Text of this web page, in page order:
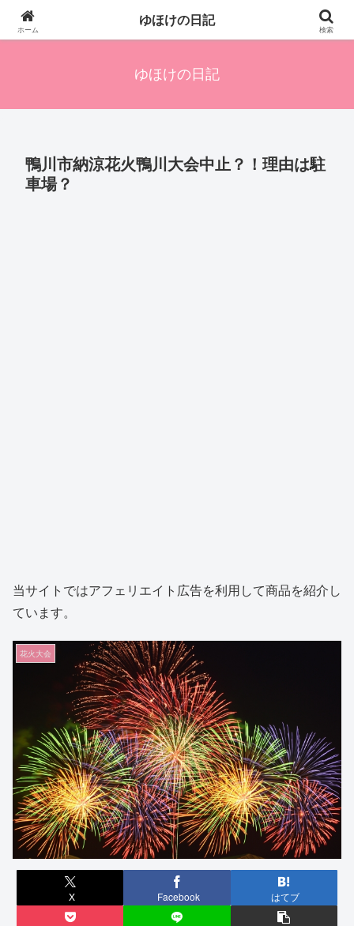
四人の子を持つ母のズボラ生活備忘録です。興味のあることアレやコレ、色々
発信します。
ゆほけの日記
鴨川市納涼花火鴨川大会中止？！理由は駐
車場？
当サイトではアフェリエイト広告を利用して商品を紹介し
ています。
花火大会
X Facebook はてブ
ホーム
ゆほけの日記
検索